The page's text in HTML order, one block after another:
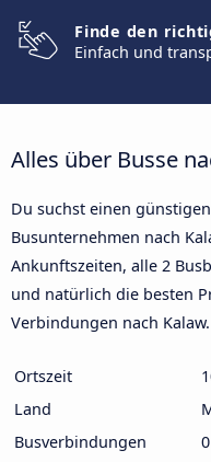
Finde den
Einfach und
Alles über Busse
Du suchst einen
Busunternehmen nach
Ankunftszeiten, alle 2
und natürlich die besten
Verbindungen nach Kalaw.
Ortszeit
Land
Busverbindungen
0